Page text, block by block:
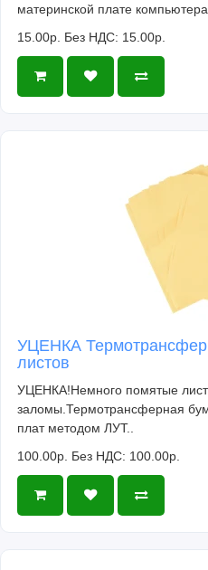
материнской плате
15.00р. Без НДС: 15.00р.
УЦЕНКА
листов
УЦЕНКА!Немного помятые
заломы.Термотрансферная
плат методом ЛУТ..
100.00р. Без НДС: 100.00р.